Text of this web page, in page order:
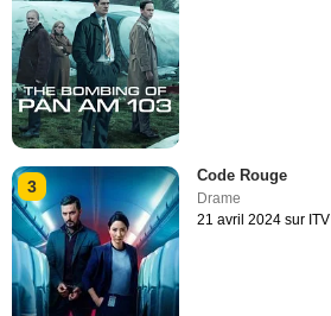
3
Code Rouge
Drame
21 avril 2024 sur ITV